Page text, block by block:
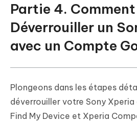
Partie 4. Comment
Déverrouiller un
avec un Compte
Plongeons dans les étapes
déverrouiller votre Sony
Find My Device et Xperia